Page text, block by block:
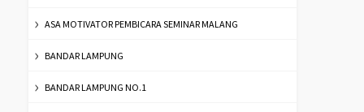
ASA MOTIVATOR PEMBICARA SEMINAR MALANG
BANDAR LAMPUNG
BANDAR LAMPUNG NO.1